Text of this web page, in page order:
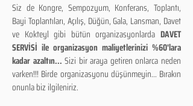
Siz de Kongre, Sempozyum, Konferans, Toplantı,
Bayi Toplantıları, Açılış, Düğün, Gala, Lansman, Davet
ve Kokteyl gibi bütün organizasyonlarda DAVET
SERVİSİ ile organizasyon maliyetlerinizi %60'lara
kadar azaltın...Sizi bir araya getiren onlarca neden
varken!!! Birde organizasyonu düşünmeyin... Bırakın
onunla biz ilgileniriz.